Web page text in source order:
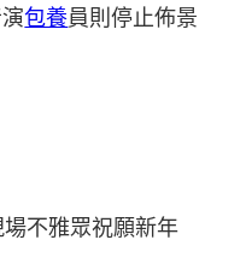
包養員則停止佈景
不雅眾祝願新年